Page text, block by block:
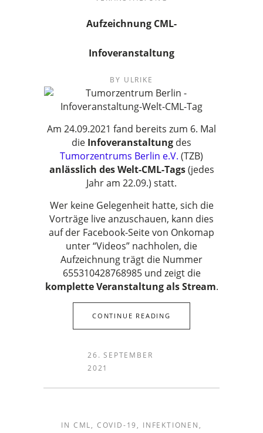
Aufzeichnung CML-
Infoveranstaltung
BY ULRIKE
Am 24.09.2021 fand bereits zum 6. Mal
die Infoveranstaltung des
Tumorzentrums Berlin e.V. (TZB)
anlässlich des Welt-CML-Tags(jedes
Jahr am 22.09.) statt.
Wer keine Gelegenheit hatte, sich die
Vorträge live anzuschauen, kann dies
auf der Facebook-Seite von Onkomap
unter “Videos” nachholen, die
Aufzeichnung trägt die Nummer
655310428768985 und zeigt die
komplette Veranstaltung als Stream.
CONTINUE READING
26. SEPTEMBER
2021
IN CML, COVID-19 , INFEKTIONEN ,